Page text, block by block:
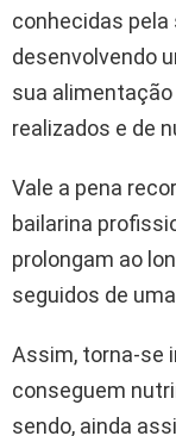
conhecidas pela
desenvolvendo
sua
realizados e de
Vale a pena
bailarina
prolongam ao
seguidos de
Assim, torna-se
conseguem
sendo, ainda